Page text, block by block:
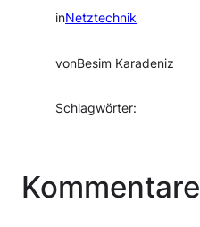
inNetztechnik
vonBesim Karadeniz
Schlagwörter:
Kommentare